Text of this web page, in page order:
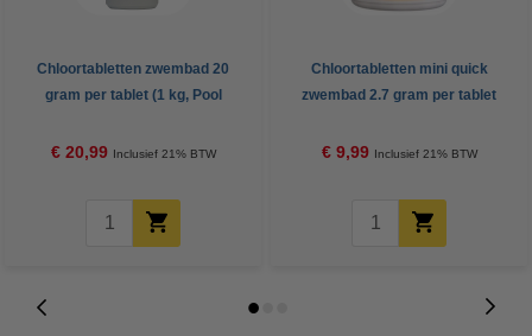
Chloortabletten zwembad 20
gram per tablet (1 kg, Pool
€ 20,99 Inclusief 21% BTW
Chloortabletten mini quick
zwembad 2.7 gram per tablet
€ 9,99 Inclusief 21% BTW